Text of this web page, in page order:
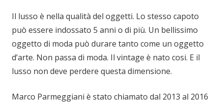
Il lusso è nella qualità del oggetti. Lo stesso capoto
può essere indossato 5 anni o di più. Un bellissimo
oggetto di moda può durare tanto come un oggetto
d’arte. Non passa di moda. Il vintage è nato cosi. E il
lusso non deve perdere questa dimensione.
Marco Parmeggiani è stato chiamato dal 2013 al 2016